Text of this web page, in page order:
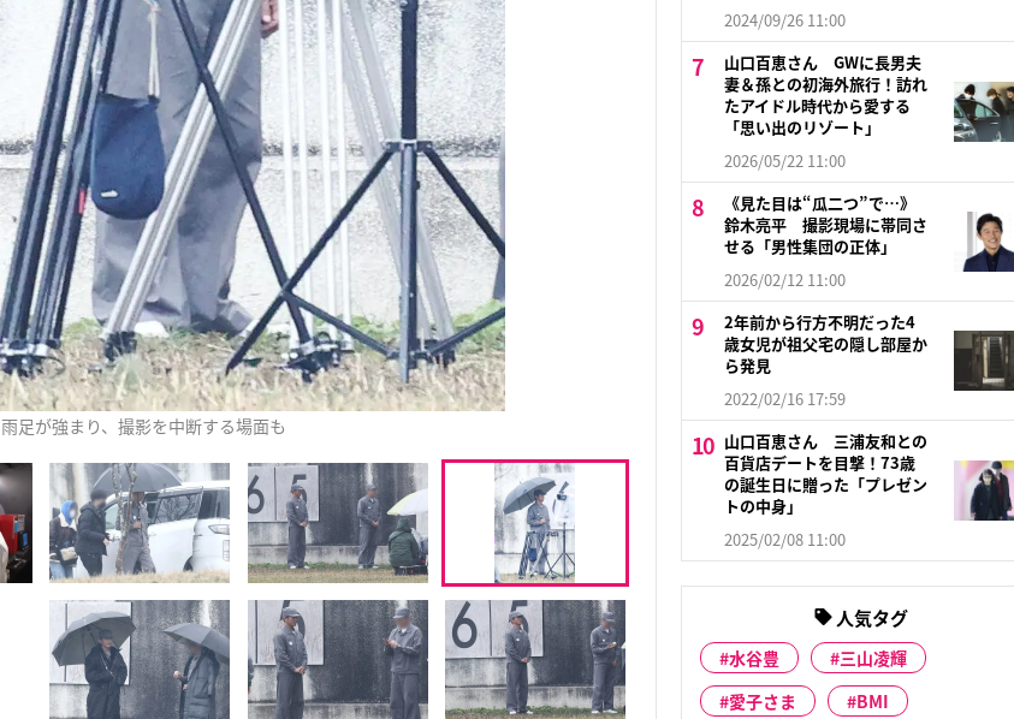
雨足が強まり、撮影を中断する場面も
2024/09/26 11:00
山口百恵さん GWに長男夫
妻＆孫との初海外旅行！訪れ
たアイドル時代から愛する
「思い出のリゾート」
2026/05/22 11:00
《見た目は“瓜二つ”で…》
鈴木亮平 撮影現場に帯同さ
せる「男性集団の正体」
2026/02/12 11:00
2年前から行方不明だった4
歳女児が祖父宅の隠し部屋か
ら発見
2022/02/16 17:59
山口百恵さん 三浦友和との
百貨店デートを目撃！73歳
の誕生日に贈った「プレゼン
トの中身」
2025/02/08 11:00
人気タグ
水谷豊
三山凌輝
愛子さま
BMI